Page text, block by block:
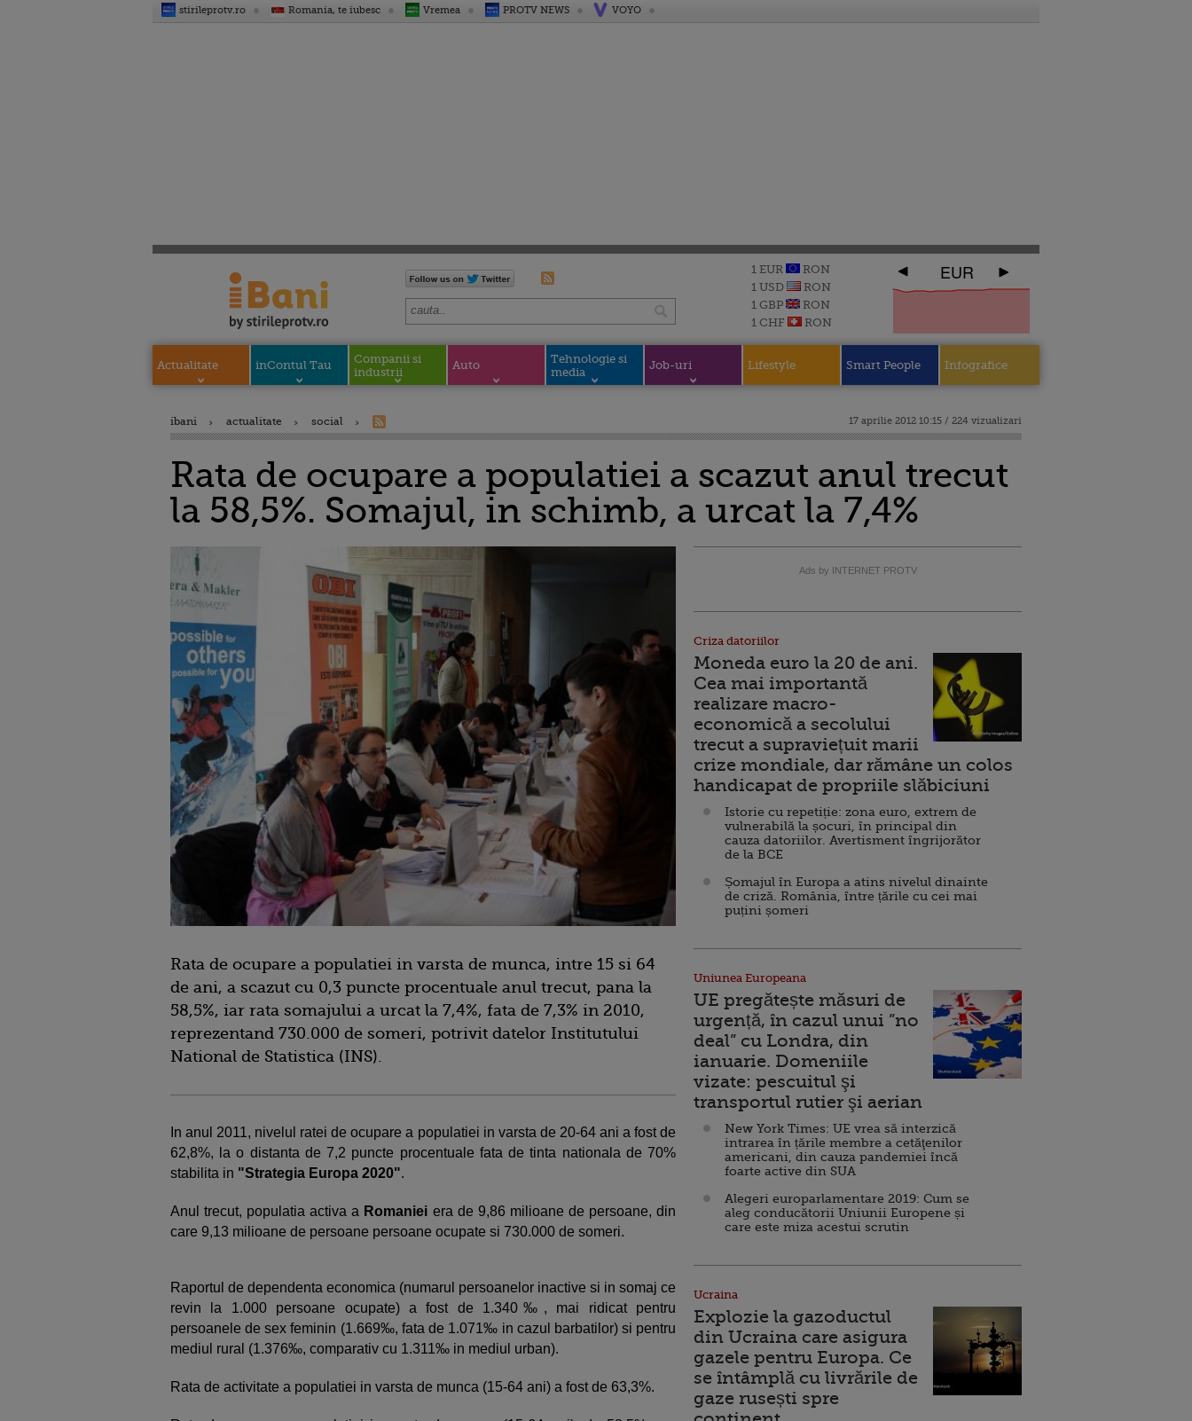
stirileprotv.ro Romania, te iubesc Vremea PROTV NEWS VOYO
1 EUR
RON
1 USD
RON
1 GBP
RON
1 CHF
RON
EUR
Actualitate inContul Tau
Companii si
industrii
Auto
Tehnologie si
media
Job-uri Lifestyle Smart People Infografice
ibani actualitate social 17 aprilie 2012 10:15 / 224 vizualizari
Rata de ocupare a populatiei a scazut anul trecut
la 58,5%. Somajul, in schimb, a urcat la 7,4%
Rata de ocupare a populatiei in varsta de munca, intre 15 si 64
de ani, a scazut cu 0,3 puncte procentuale anul trecut, pana la
58,5%, iar rata somajului a urcat la 7,4%, fata de 7,3% in 2010,
reprezentand 730.000 de someri, potrivit datelor Institutului
National de Statistica (INS).
In anul 2011, nivelul ratei de ocupare a populatiei in varsta de 20-64 ani a fost de
62,8%, la o distanta de 7,2 puncte procentuale fata de tinta nationala de 70%
stabilita in "Strategia Europa 2020".
Anul trecut, populatia activa a Romaniei era de 9,86 milioane de persoane, din
care 9,13 milioane de persoane persoane ocupate si 730.000 de someri.
Raportul de dependenta economica (numarul persoanelor inactive si in somaj ce
revin la 1.000 persoane ocupate) a fost de 1.340‰, mai ridicat pentru
persoanele de sex feminin (1.669‰, fata de 1.071‰ in cazul barbatilor) si pentru
mediul rural (1.376‰, comparativ cu 1.311‰ in mediul urban).
Rata de activitate a populatiei in varsta de munca (15-64 ani) a fost de 63,3%.
Ads by INTERNET PROTV
Criza datoriilor
Moneda euro la 20 de ani.
Cea mai importantă
realizare macro-
economică a secolului
trecut a supraviețuit marii
crize mondiale, dar rămâne un colos
handicapat de propriile slăbiciuni
Istorie cu repetiție: zona euro, extrem de
vulnerabilă la șocuri, în principal din
cauza datoriilor. Avertisment îngrijorător
de la BCE
Șomajul în Europa a atins nivelul dinainte
de criză. România, între țările cu cei mai
puțini șomeri
Uniunea Europeana
UE pregătește măsuri de
urgență, în cazul unui ”no
deal” cu Londra, din
ianuarie. Domeniile
vizate: pescuitul şi
transportul rutier şi aerian
New York Times: UE vrea să interzică
intrarea în țările membre a cetăţenilor
americani, din cauza pandemiei încă
foarte active din SUA
Alegeri europarlamentare 2019: Cum se
aleg conducătorii Uniunii Europene și
care este miza acestui scrutin
Ucraina
Explozie la gazoductul
din Ucraina care asigura
gazele pentru Europa. Ce
se întâmplă cu livrările de
gaze rusești spre